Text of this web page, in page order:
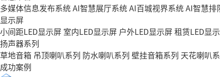
多媒体信息发布系统AI智慧展厅系统AI百城视界系统AI智慧排
显示屏
小间距LED显示屏 室内LED显示屏 户外LED显示屏租赁LED显
扬声器系列
草地音箱 吊顶喇叭系列 防水喇叭系列 壁挂音箱系列 天花喇叭
成功案例